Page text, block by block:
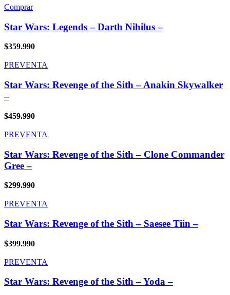
Comprar
Star Wars: Legends – Darth Nihilus –
$359.990
PREVENTA
Star Wars: Revenge of the Sith – Anakin Skywalker
–
$459.990
PREVENTA
Star Wars: Revenge of the Sith – Clone Commander
Gree –
$299.990
PREVENTA
Star Wars: Revenge of the Sith – Saesee Tiin –
$399.990
PREVENTA
Star Wars: Revenge of the Sith – Yoda –